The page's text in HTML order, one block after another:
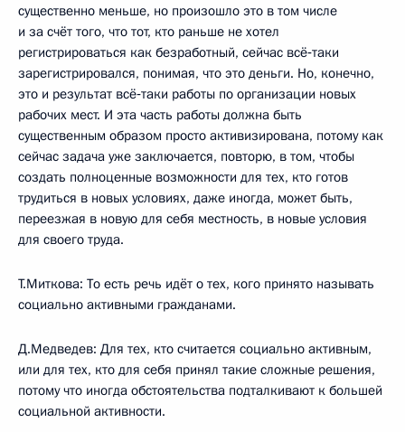
существенно меньше, но произошло это в том числе
и за счёт того, что тот, кто раньше не хотел
регистрироваться как безработный, сейчас всё‑таки
зарегистрировался, понимая, что это деньги. Но, конечно,
это и результат всё‑таки работы по организации новых
рабочих мест. И эта часть работы должна быть
существенным образом просто активизирована, потому как
сейчас задача уже заключается, повторю, в том, чтобы
создать полноценные возможности для тех, кто готов
трудиться в новых условиях, даже иногда, может быть,
переезжая в новую для себя местность, в новые условия
для своего труда.
Т.Миткова: То есть речь идёт о тех, кого принято называть
социально активными гражданами.
Д.Медведев: Для тех, кто считается социально активным,
или для тех, кто для себя принял такие сложные решения,
потому что иногда обстоятельства подталкивают к большей
социальной активности.